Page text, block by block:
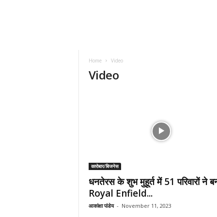
Home Video
Video
कारोबार/बिजनेस
धनतेरस के शुभ मुहूर्त में 51 परिवारों ने
Royal Enfield...
आकांक्षा पांडेय - November 11, 2023